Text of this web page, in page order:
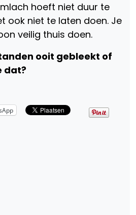
hoeft niet duur te
ook niet te laten doen. Je
veilig thuis doen.
ooit gebleekt of
dat?